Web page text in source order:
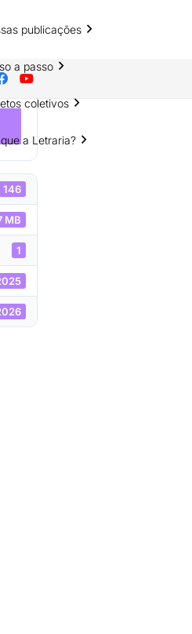
publicações
a passo
coletivos
a Letraria?
Reflexiva na
146
MB
1